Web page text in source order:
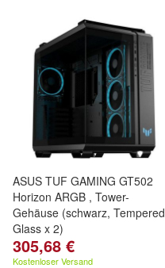
ASUS TUF GAMING GT502
Horizon ARGB , Tower-
Gehäuse (schwarz, Tempered
Glass x 2)
305,68 €
Kostenloser Versand